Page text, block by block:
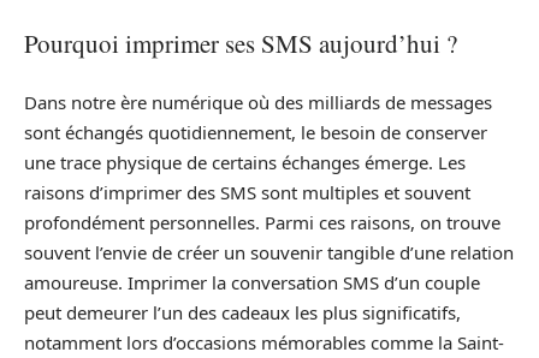
Pourquoi imprimer ses SMS aujourd’hui ?
Dans notre ère numérique où des milliards de messages
sont échangés quotidiennement, le besoin de conserver
une trace physique de certains échanges émerge. Les
raisons d’imprimer des SMS sont multiples et souvent
profondément personnelles. Parmi ces raisons, on trouve
souvent l’envie de créer un souvenir tangible d’une relation
amoureuse. Imprimer la conversation SMS d’un couple
peut demeurer l’un des cadeaux les plus significatifs,
notamment lors d’occasions mémorables comme la Saint-